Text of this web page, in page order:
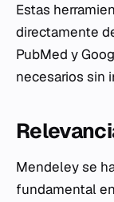
Estas
directamente
PubMed y
necesarios sin
Mendeley se
fundamental